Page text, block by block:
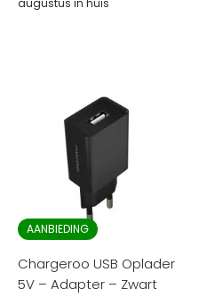
augustus in huis
AANBIEDING
Chargeroo USB Oplader
5V – Adapter – Zwart